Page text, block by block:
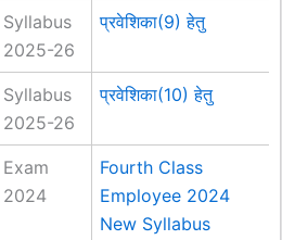
Syllabus
2025-26
प्रवेशिका(9) हेतु
Syllabus
2025-26
प्रवेशिका(10) हेतु
Exam
2024
Fourth Class
Employee 2024
New Syllabus